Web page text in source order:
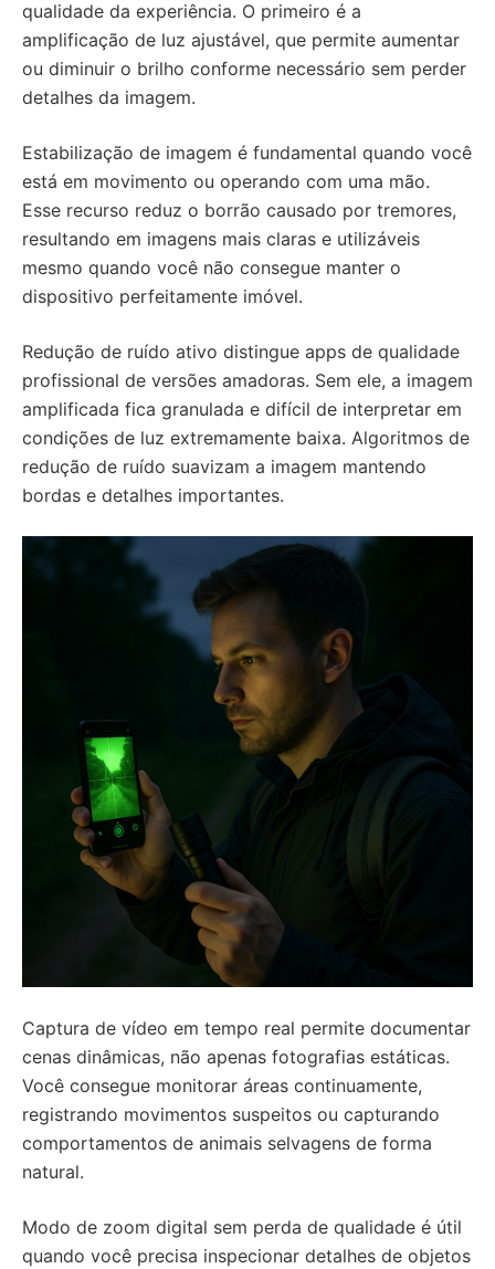
qualidade da experiência. O primeiro é a
amplificação de luz ajustável, que permite aumentar
ou diminuir o brilho conforme necessário sem perder
detalhes da imagem.
Estabilização de imagem é fundamental quando você
está em movimento ou operando com uma mão.
Esse recurso reduz o borrão causado por tremores,
resultando em imagens mais claras e utilizáveis
mesmo quando você não consegue manter o
dispositivo perfeitamente imóvel.
Redução de ruído ativo distingue apps de qualidade
profissional de versões amadoras. Sem ele, a imagem
amplificada fica granulada e difícil de interpretar em
condições de luz extremamente baixa. Algoritmos de
redução de ruído suavizam a imagem mantendo
bordas e detalhes importantes.
Captura de vídeo em tempo real permite documentar
cenas dinâmicas, não apenas fotografias estáticas.
Você consegue monitorar áreas continuamente,
registrando movimentos suspeitos ou capturando
comportamentos de animais selvagens de forma
natural.
Modo de zoom digital sem perda de qualidade é útil
quando você precisa inspecionar detalhes de objetos